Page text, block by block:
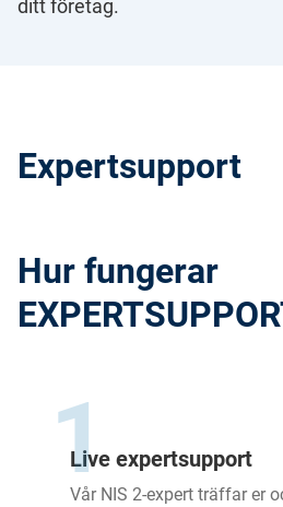
ditt företag.
Expertsupport
Hur fungerar
1
Live expertsupport
Vår NIS 2-expert träffar er